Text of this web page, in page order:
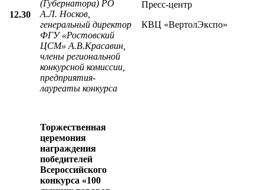
12.30
(Губернатора) РО
А.Л. Носков,
генеральный директор
ФГУ «Ростовский
ЦСМ» А.В.Красавин,
члены региональной
конкурсной комиссии,
предприятия-
лауреаты конкурса
Пресс-центр
КВЦ «ВертолЭкспо»
Торжественная
церемония
награждения
победителей
Всероссийского
конкурса «100